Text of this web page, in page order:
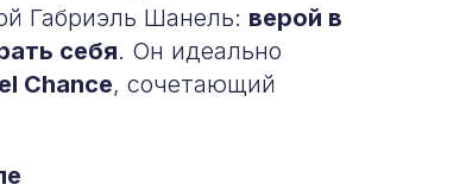
Габриэль Шанель: верой в
себя. Он идеально
Chance, сочетающий